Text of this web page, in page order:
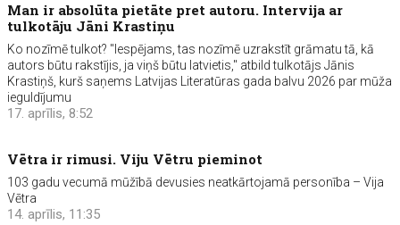
Man ir absolūta pietāte pret autoru. Intervija ar
tulkotāju Jāni Krastiņu
Ko nozīmē tulkot? "Iespējams, tas nozīmē uzrakstīt grāmatu tā, kā
autors būtu rakstījis, ja viņš būtu latvietis," atbild tulkotājs Jānis
Krastiņš, kurš saņems Latvijas Literatūras gada balvu 2026 par mūža
ieguldījumu
17. aprīlis, 8:52
Vētra ir rimusi. Viju Vētru pieminot
103 gadu vecumā mūžībā devusies neatkārtojamā personība – Vija
Vētra
14. aprīlis, 11:35